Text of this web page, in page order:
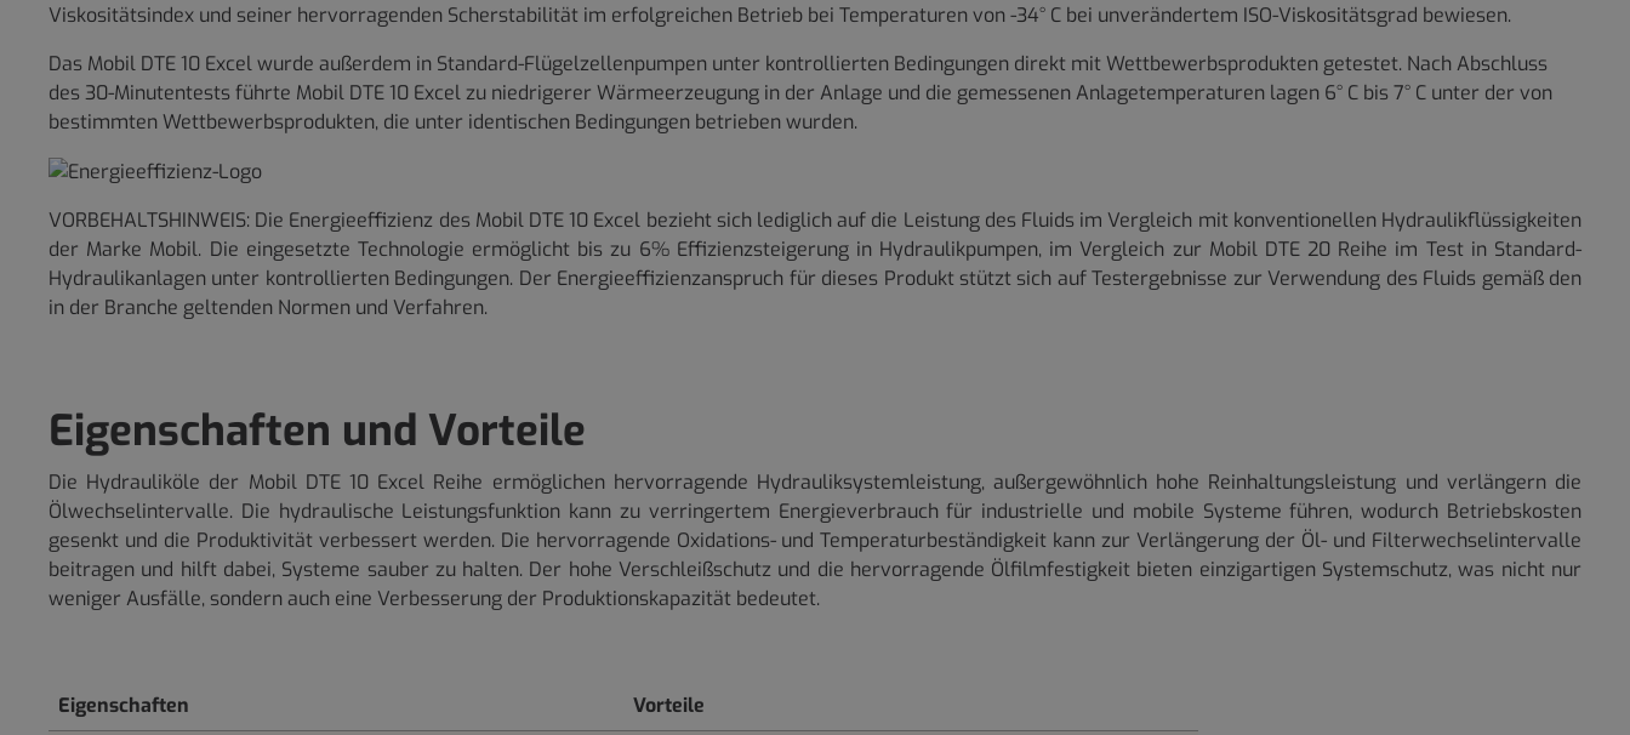
Viskositätsindex und seiner hervorragenden Scherstabilität im erfolgreichen Betrieb bei Temperaturen von -34° C bei unverändertem ISO-Viskositätsgrad bewiesen.
Das Mobil DTE 10 Excel wurde außerdem in Standard-Flügelzellenpumpen unter kontrollierten Bedingungen direkt mit Wettbewerbsprodukten getestet. Nach Abschluss
des 30-Minutentests führte Mobil DTE 10 Excel zu niedrigerer Wärmeerzeugung in der Anlage und die gemessenen Anlagetemperaturen lagen 6° C bis 7° C unter der von
bestimmten Wettbewerbsprodukten, die unter identischen Bedingungen betrieben wurden.
VORBEHALTSHINWEIS: Die Energieeffizienz des Mobil DTE 10 Excel bezieht sich lediglich auf die Leistung des Fluids im Vergleich mit konventionellen Hydraulikflüssigkeiten
der Marke Mobil. Die eingesetzte Technologie ermöglicht bis zu 6% Effizienzsteigerung in Hydraulikpumpen, im Vergleich zur Mobil DTE 20 Reihe im Test in Standard-
Hydraulikanlagen unter kontrollierten Bedingungen. Der Energieeffizienzanspruch für dieses Produkt stützt sich auf Testergebnisse zur Verwendung des Fluids gemäß den
in der Branche geltenden Normen und Verfahren.
Eigenschaften und Vorteile
Die Hydrauliköle der Mobil DTE 10 Excel Reihe ermöglichen hervorragende Hydrauliksystemleistung, außergewöhnlich hohe Reinhaltungsleistung und verlängern die
Ölwechselintervalle. Die hydraulische Leistungsfunktion kann zu verringertem Energieverbrauch für industrielle und mobile Systeme führen, wodurch Betriebskosten
gesenkt und die Produktivität verbessert werden. Die hervorragende Oxidations- und Temperaturbeständigkeit kann zur Verlängerung der Öl- und Filterwechselintervalle
beitragen und hilft dabei, Systeme sauber zu halten. Der hohe Verschleißschutz und die hervorragende Ölfilmfestigkeit bieten einzigartigen Systemschutz, was nicht nur
weniger Ausfälle, sondern auch eine Verbesserung der Produktionskapazität bedeutet.
Eigenschaften
Vorteile